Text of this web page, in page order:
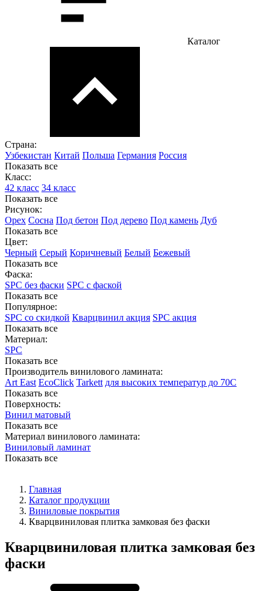
Каталог
Страна:
Узбекистан Китай Польша Германия Россия
Показать все
Класс:
42 класс 34 класс
Показать все
Рисунок:
Орех Сосна Под бетон Под дерево Под камень Дуб
Показать все
Цвет:
Черный Серый Коричневый Белый Бежевый
Показать все
Фаска:
SPC без фаски SPC с фаской
Показать все
Популярное:
SPC со скидкой Кварцвинил акция SPC акция
Показать все
Материал:
SPC
Показать все
Производитель винилового ламината:
Art East EcoClick Tarkett для высоких температур до 70С
Показать все
Поверхность:
Винил матовый
Показать все
Материал винилового ламината:
Виниловый ламинат
Показать все
Главная
Каталог продукции
Виниловые покрытия
Кварцвиниловая плитка замковая без фаски
Кварцвиниловая плитка замковая без
фаски